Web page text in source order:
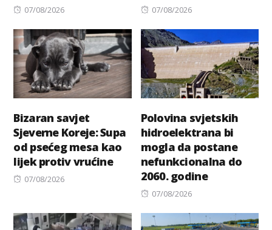
Posted
07/08/2026
Posted
07/08/2026
Bizaran savjet
Sjeverne Koreje: Supa
od psećeg mesa kao
lijek protiv vrućine
Posted
07/08/2026
Polovina svjetskih
hidroelektrana bi
mogla da postane
nefunkcionalna do
2060. godine
Posted
07/08/2026